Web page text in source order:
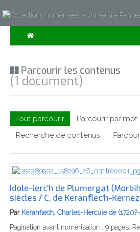
Collections
Expositions
À propos
Recherche avancée
Parcourir les contenus
(1 document)
Tout parcourir
Parcourir par
Recherche de contenus
Idole-lerc'h de Plumergat
siècles / C. de Keranflec'h-
Par Keranflech, Charles-Hercule de (1720?-
Pagination avant numérisation : 9 pages.